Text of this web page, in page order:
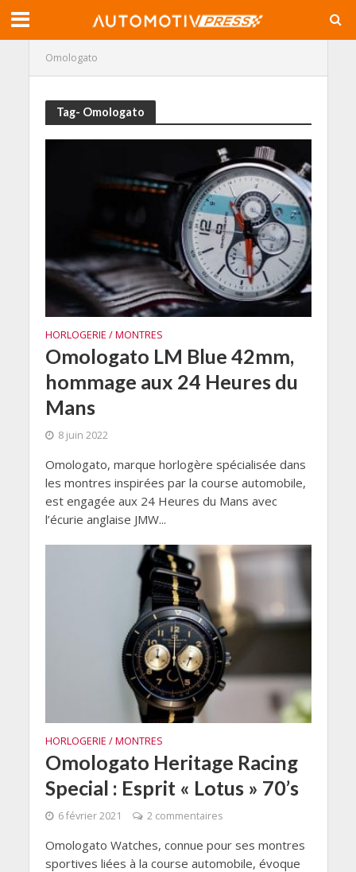
Omologato
Tag- Omologato
HORLOGERIE / MONTRES
Omologato LM Blue 42mm,
hommage aux 24 Heures du
Mans
8 juin 2022
Omologato, marque horlogère spécialisée dans
les montres inspirées par la course automobile,
est engagée aux 24 Heures du Mans avec
l’écurie anglaise JMW...
HORLOGERIE / MONTRES
Omologato Heritage Racing
Special : Esprit « Lotus » 70’s
6 février 2021 2 commentaires
Omologato Watches, connue pour ses montres
sportives liées à la course automobile, évoque